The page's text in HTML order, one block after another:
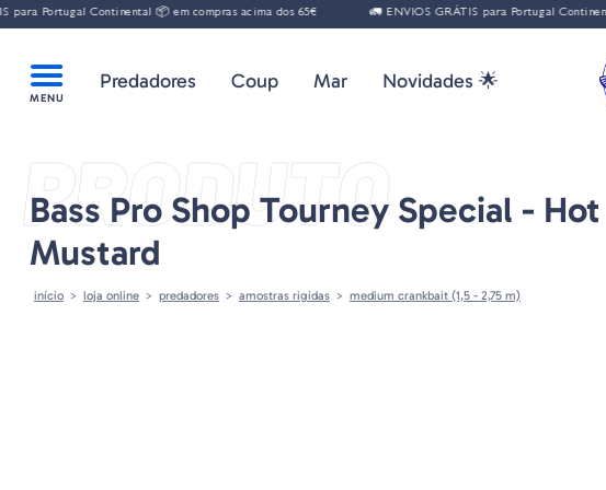
Portugal Continental 📦 em compras acima dos 65€ 🚛 ENVIOS GRÁTIS para Portugal
Predadores Coup Mar Novidades 🌟
PRODUTO
Bass Pro Shop Tourney Special - Hot
Mustard
início loja online predadores amostras rigidas medium crankbait (1,5 - 2,75 m)